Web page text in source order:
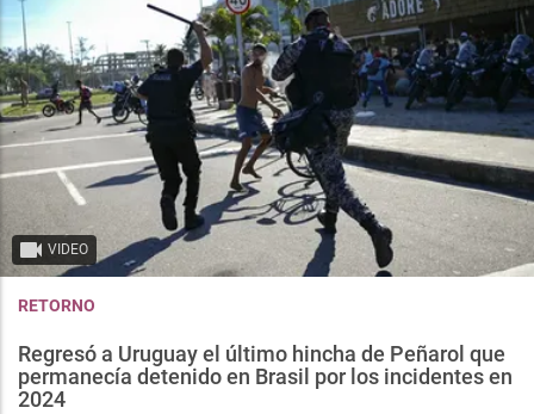
VIDEO
RETORNO
Regresó a Uruguay el último hincha de Peñarol que
permanecía detenido en Brasil por los incidentes en
2024